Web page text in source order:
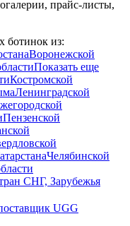
прайс-листы,
ботинок из:
Воронежской
Показать еще
Костромской
Ленинградской
Пензенской
Челябинской
СНГ, Зарубежья
UGG